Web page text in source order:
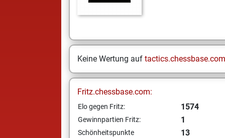
Keine Wertung auf tactics.chessbase.com
Fritz.chessbase.com:
Elo gegen Fritz: 1574
Gewinnpartien Fritz: 1
Schönheitspunkte
13